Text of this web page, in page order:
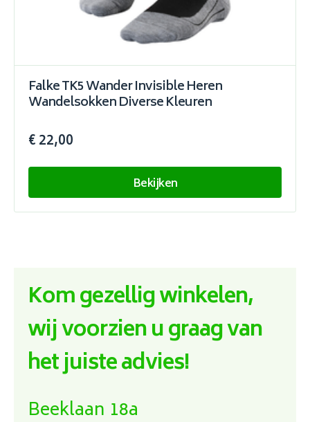
Falke TK5 Wander Invisible Heren
Wandelsokken Diverse Kleuren
€ 22,00
Bekijken
Kom gezellig winkelen,
wij voorzien u graag van
het juiste advies!
Beeklaan 18a